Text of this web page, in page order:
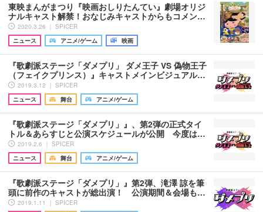
東映まんがまつり『映画おしりたんてい』劇場オリジ
ナルキャスト解禁！おなじみキャストからもコメン…
2020.3.26 ｜ SPICER
ニュース
アニメ/ゲーム 映画
『歌劇派ステージ「ダメプリ」 ダメ王子 VS 偽物王子
（フェイクプリンス）』キャストメインビジュアル…
2019.3.12 ｜ SPICER
ニュース
舞台 アニメ/ゲーム
『歌劇派ステージ「ダメプリ」』、第2弾の正式タイ
トル＆あらすじと公演スケジュールが公開 今度は…
2019.2.6 ｜ SPICER
ニュース
舞台 アニメ/ゲーム
『歌劇派ステージ「ダメプリ」』第2弾、滝澤 諒を筆
頭に前作のキャストが総出演！ 公演期間＆会場も…
2019.1.11 ｜ SPICER